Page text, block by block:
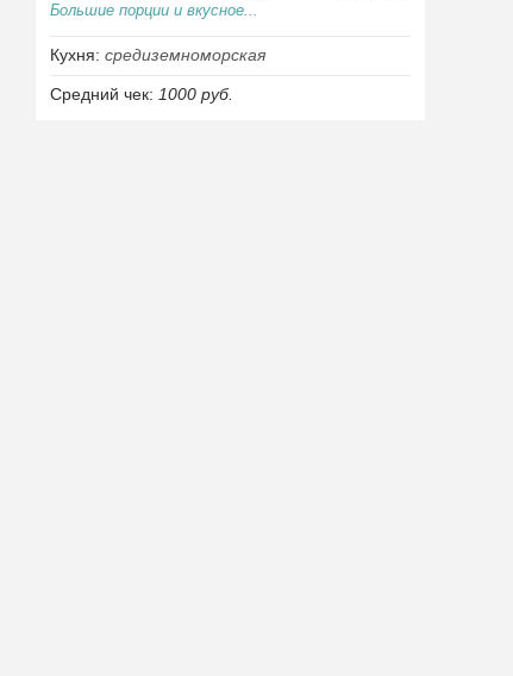
Большие порции и вкусное...
Кухня: средиземноморская
Средний чек: 1000 руб.